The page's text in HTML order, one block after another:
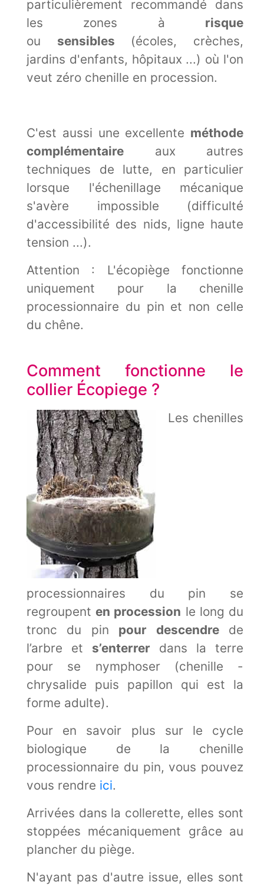
particulièrement recommandé dans
les zones à risque
ou sensibles (écoles, crèches,
jardins d'enfants, hôpitaux ...) où l'on
veut zéro chenille en procession.
C'est aussi une excellente méthode
complémentaire aux autres
techniques de lutte, en particulier
lorsque l'échenillage mécanique
s'avère impossible (difficulté
d'accessibilité des nids, ligne haute
tension ...).
Attention : L'écopiège fonctionne
uniquement pour la chenille
processionnaire du pin et non celle
du chêne.
Comment fonctionne le
collier Écopiege ?
Les chenilles
processionnaires du pin se
regroupenten procession le long du
tronc du pin pour descendrede
l’arbre et s’enterrer dans la terre
pour se nymphoser (chenille -
chrysalide puis papillon qui est la
forme adulte).
Pour en savoir plus sur le cycle
biologique de la chenille
processionnaire du pin, vous pouvez
vous rendre ici.
Arrivées dans la collerette, elles sont
stoppées mécaniquement grâce au
plancher du piège.
N'ayant pas d'autre issue, elles sont